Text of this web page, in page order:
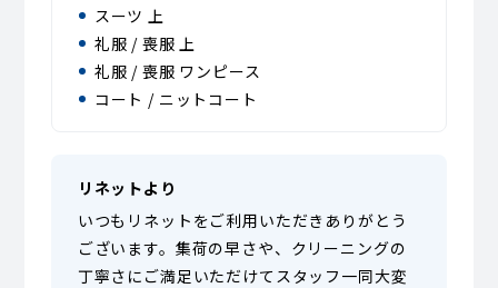
スーツ 上
礼服 / 喪服 上
礼服 / 喪服 ワンピース
コート / ニットコート
リネットより
いつもリネットをご利用いただきありがとう
ございます。集荷の早さや、クリーニングの
丁寧さにご満足いただけてスタッフ一同大変